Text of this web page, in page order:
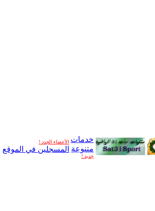
خدمات
متنوعة
جديد !
الأعضاء الجدد !
المسجلين في الموقع